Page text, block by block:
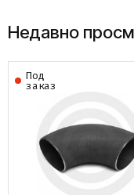
Недавно
Под
заказ